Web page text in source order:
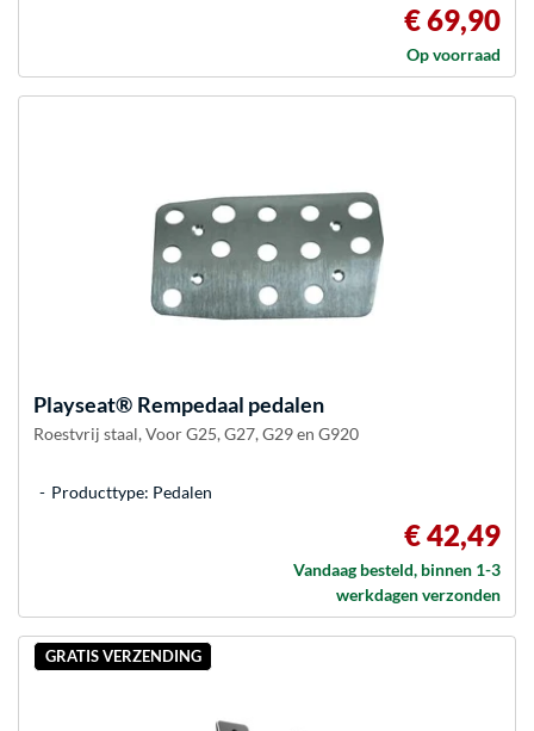
€ 69,90
Op voorraad
Playseat® Rempedaal pedalen
Roestvrij staal, Voor G25, G27, G29 en G920
Producttype: Pedalen
€ 42,49
Vandaag besteld, binnen 1-3
werkdagen verzonden
GRATIS VERZENDING